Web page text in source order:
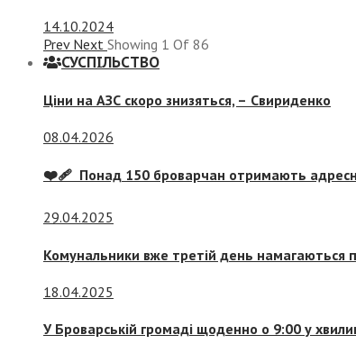
14.10.2024
Prev Next Showing 1 Of 86
СУСПIЛЬСТВО
Ціни на АЗС скоро знизяться, – Свириденко
08.04.2026
❤️‍🩹 Понад 150 броварчан отримають
29.04.2025
Комунальники вже третій день намагаються
18.04.2025
У Броварській громаді щоденно о 9:00 у